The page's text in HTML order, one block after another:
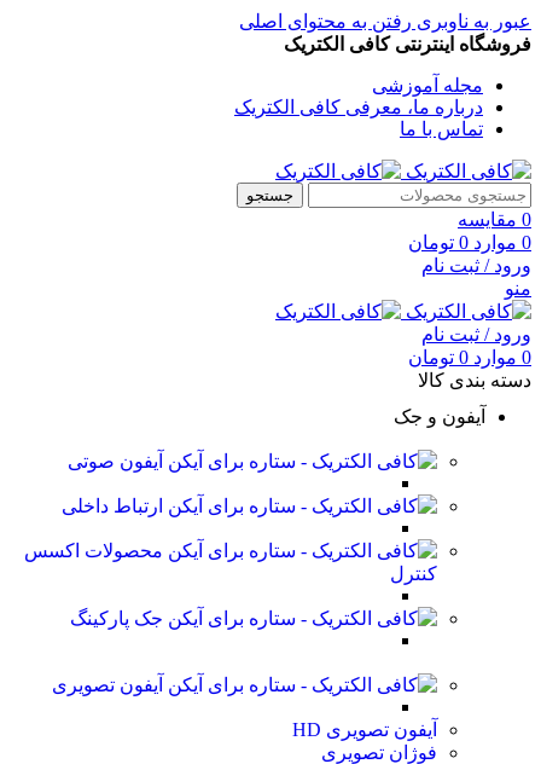
عبور به ناوبری رفتن به محتوای اصلی
فروشگاه اینترنتی کافی الکتریک
مجله آموزشی
درباره ما، معرفی کافی الکتریک
تماس با ما
جستجو
0 مقایسه
0 موارد 0 تومان
ورود / ثبت نام
منو
ورود / ثبت نام
0 موارد 0 تومان
دسته بندی کالا
آیفون و جک
آیفون صوتی
ارتباط داخلی
محصولات اکسس
کنترل
جک پارکینگ
آیفون تصویری
آیفون تصویری HD
فوژان تصویری